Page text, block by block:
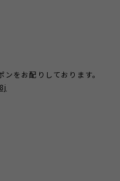
をお配りしております。